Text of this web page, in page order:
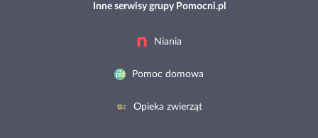
Inne serwisy grupy Pomocni.pl
Niania
Pomoc domowa
Opieka zwierząt